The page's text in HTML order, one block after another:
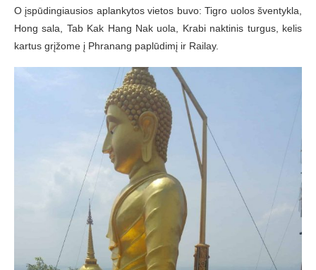
O įspūdingiausios aplankytos vietos buvo: Tigro uolos šventykla,
Hong sala, Tab Kak Hang Nak uola, Krabi naktinis turgus, kelis
kartus grįžome į Phranang paplūdimį ir Railay.